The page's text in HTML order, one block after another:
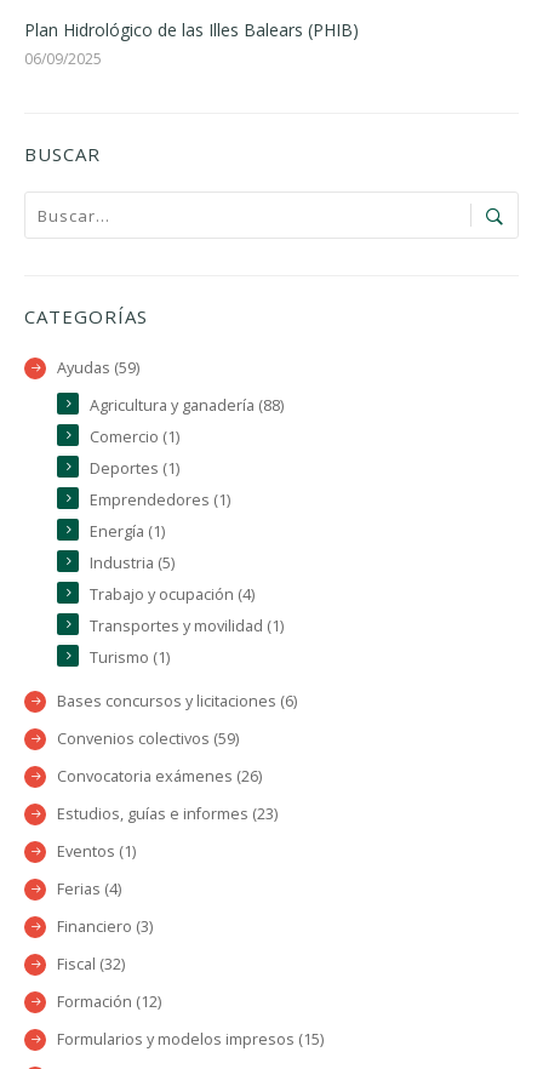
Plan Hidrológico de las Illes Balears (PHIB)
06/09/2025
BUSCAR
CATEGORÍAS
Ayudas (59)
Agricultura y ganadería (88)
Comercio (1)
Deportes (1)
Emprendedores (1)
Energía (1)
Industria (5)
Trabajo y ocupación (4)
Transportes y movilidad (1)
Turismo (1)
Bases concursos y licitaciones (6)
Convenios colectivos (59)
Convocatoria exámenes (26)
Estudios, guías e informes (23)
Eventos (1)
Ferias (4)
Financiero (3)
Fiscal (32)
Formación (12)
Formularios y modelos impresos (15)